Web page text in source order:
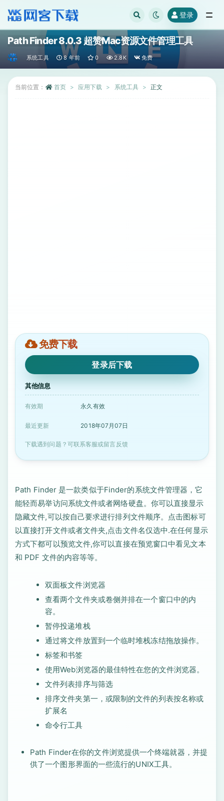
登录
Path Finder 8.0.3 超赞Mac资源文件管理工具
系统工具 8 年前 0 2.8K 免费
当前位置： 首页 应用下载 系统工具 正文
免费下载
登录后下载
其他信息
有效期 永久有效
最近更新 2018年07月07日
下载遇到问题？可联系客服或留言反馈
Path Finder 是一款类似于Finder的系统文件管理器，它
能轻而易举访问系统文件或者网络硬盘。你可以直接显示
隐藏文件,可以按自己要求进行排列文件顺序。点击图标可
以直接打开文件或者文件夹,点击文件名仅选中.在任何显示
方式下都可以预览文件,你可以直接在预览窗口中看见文本
和 PDF 文件的内容等等。
双面板文件浏览器
查看两个文件夹或卷侧并排在一个窗口中的内
容。
暂停投递堆栈
通过将文件放置到一个临时堆栈冻结拖放操作。
标签和书签
使用Web浏览器的最佳特性在您的文件浏览器。
文件列表排序与筛选
排序文件夹第一，或限制的文件的列表按名称或
扩展名
命令行工具
Path Finder在你的文件浏览提供一个终端就器，并提
供了一个图形界面的一些流行的UNIX工具。
全部